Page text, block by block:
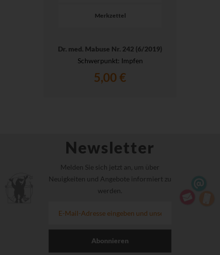
Merkzettel
Dr. med. Mabuse Nr. 242 (6/2019)
Schwerpunkt: Impfen
5,00 €
Newsletter
Melden Sie sich jetzt an, um über
Neuigkeiten und Angebote informiert zu
werden.
Abonnieren